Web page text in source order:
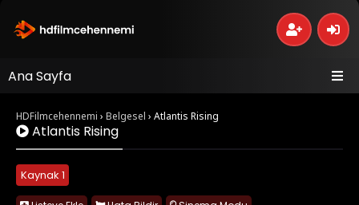
Ana Sayfa
HDFilmcehennemi › Belgesel › Atlantis Rising
Atlantis Rising
Kaynak 1